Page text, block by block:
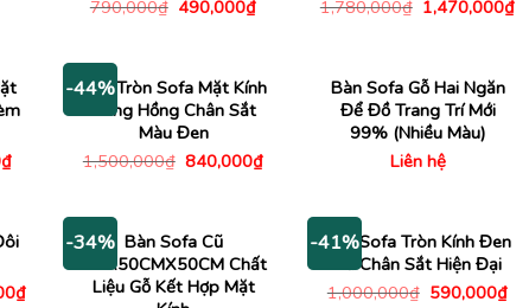
790,000₫ Giá
490,000₫Giá
1,780,000₫ Giá
gốc
1,470,000₫Giá
₫Giá
490,000₫.
-44%
Bàn Tròn Sofa Mặt Kính
Vàng Hồng Chân Sắt
Màu Đen
1,500,000₫ Giá
840,000₫Giá
840,000₫.
Bàn Sofa Gỗ Hai Ngăn
Để Đồ Trang Trí Mới
99% (Nhiều Màu)
Liên hệ
₫Giá
-34% Bàn Sofa Cũ
1MX50CMX50CM Chất
Liệu Gỗ Kết Hợp Mặt
-41%
Bàn Sofa Tròn Kính Đen
Cũ Chân Sắt Hiện Đại
1,000,000₫ Giá
590,000₫Giá